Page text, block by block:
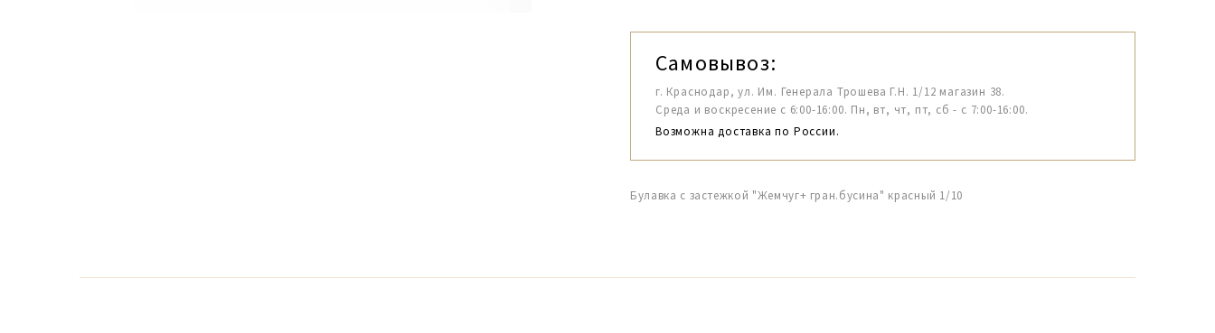
Самовывоз:
г. Краснодар, ул. Им. Генерала Трошева Г.Н. 1/12 магазин 38.
Среда и воскресение с 6:00-16:00. Пн, вт, чт, пт, сб - с 7:00-16:00.
Возможна доставка по России.
Булавка с застежкой "Жемчуг+ гран.бусина" красный 1/10